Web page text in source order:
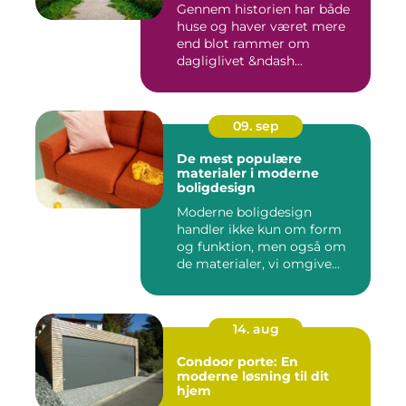
Gennem historien har både
huse og haver været mere
end blot rammer om
dagliglivet &ndash...
09. sep
De mest populære
materialer i moderne
boligdesign
Moderne boligdesign
handler ikke kun om form
og funktion, men også om
de materialer, vi omgive...
14. aug
Condoor porte: En
moderne løsning til dit
hjem